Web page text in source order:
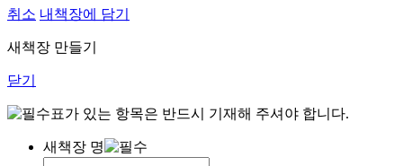
취소 내책장에 담기
새책장 만들기
닫기
표가 있는 항목은 반드시 기재해 주셔야 합니다.
새책장 명